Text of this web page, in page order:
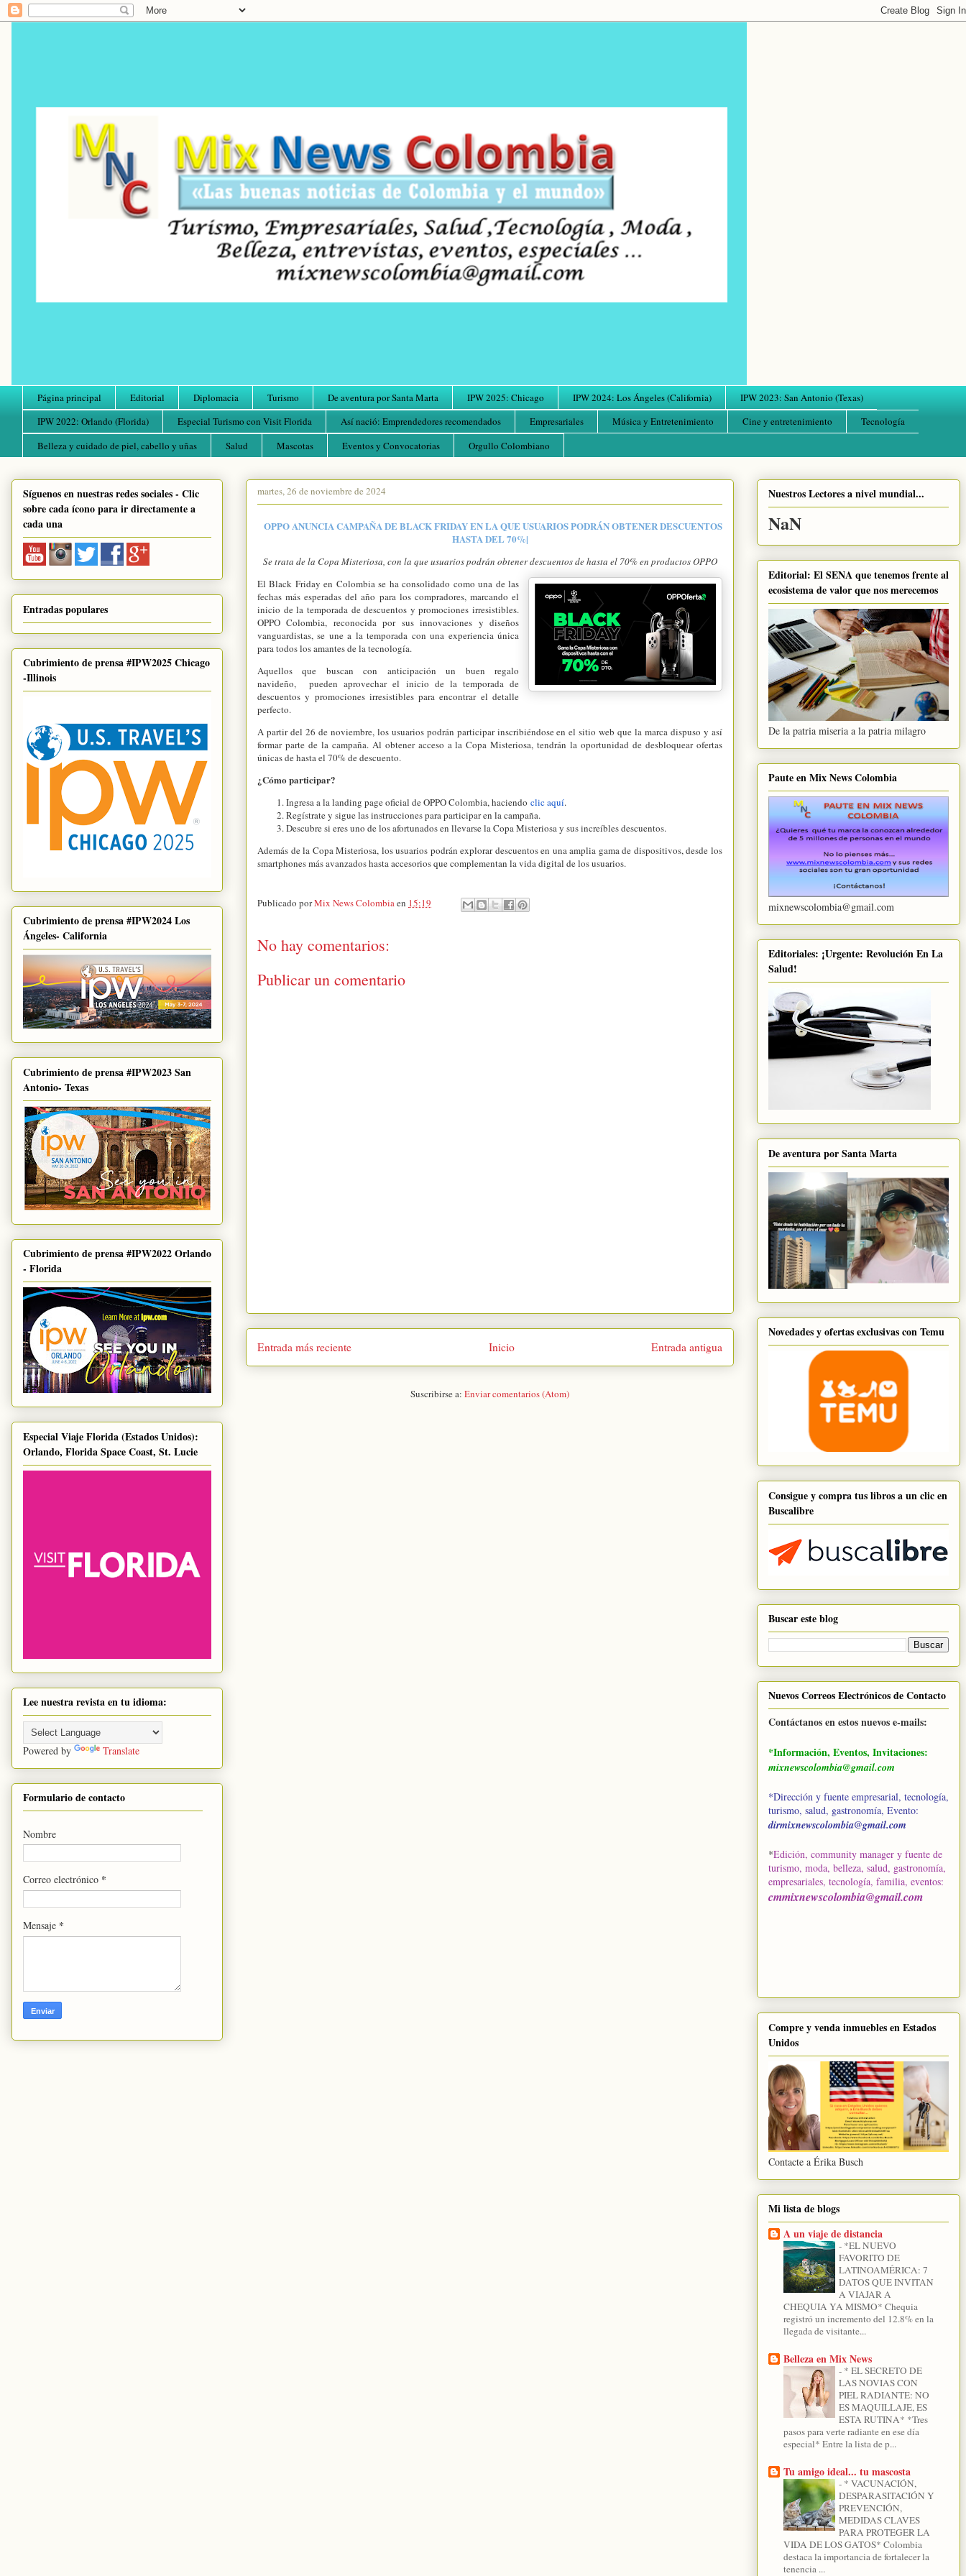
Página principal Editorial Diplomacia Turismo De aventura por Santa Marta IPW 2025: Chicago IPW 2024: Los Ángeles (California)
IPW 2023: San Antonio (Texas)
IPW 2022: Orlando (Florida)
Especial Turismo con Visit Florida Así nació: Emprendedores recomendados Empresariales Música y Entretenimiento Cine y entretenimiento
Tecnología
Belleza y cuidado de piel, cabello y uñas
Salud Mascotas Eventos y Convocatorias Orgullo Colombiano
martes, 26 de noviembre de 2024
OPPO ANUNCIA CAMPAÑA DE BLACK FRIDAY EN LA QUE USUARIOS PODRÁN OBTENER DESCUENTOS
HASTA DEL 70%|
Se trata de la Copa Misteriosa, con la que usuarios podrán obtener descuentos de hasta el 70% en productos OPPO
El Black Friday en Colombia se ha consolidado como una de las
fechas más esperadas del año para los compradores, marcando el
inicio de la temporada de descuentos y promociones irresistibles.
OPPO Colombia, reconocida por sus innovaciones y diseños
vanguardistas, se une a la temporada con una experiencia única
para todos los amantes de la tecnología.
Aquellos que buscan con anticipación un buen regalo
navideño, pueden aprovechar el inicio de la temporada de
descuentos y promociones irresistibles para encontrar el detalle
perfecto.
A partir del 26 de noviembre, los usuarios podrán participar inscribiéndose en el sitio web que la marca dispuso y así
formar parte de la campaña. Al obtener acceso a la Copa Misteriosa, tendrán la oportunidad de desbloquear ofertas
únicas de hasta el 70% de descuento.
¿Cómo participar?
Ingresa a la landing page oficial de OPPO Colombia, haciendo clic aquí.
Regístrate y sigue las instrucciones para participar en la campaña.
Descubre si eres uno de los afortunados en llevarse la Copa Misteriosa y sus increíbles descuentos.
Además de la Copa Misteriosa, los usuarios podrán explorar descuentos en una amplia gama de dispositivos, desde los
smartphones más avanzados hasta accesorios que complementan la vida digital de los usuarios.
Publicado porMix News Colombiaen 15:19
No hay comentarios:
Publicar un comentario
Entrada más reciente Entrada antigua
Inicio
Suscribirse a: Enviar comentarios (Atom)
Síguenos en nuestras redes sociales - Clic
sobre cada ícono para ir directamente a
cada una
Entradas populares
Cubrimiento de prensa #IPW2025 Chicago
-Illinois
Cubrimiento de prensa #IPW2024 Los
Ángeles- California
Cubrimiento de prensa #IPW2023 San
Antonio- Texas
Cubrimiento de prensa #IPW2022 Orlando
- Florida
Especial Viaje Florida (Estados Unidos):
Orlando, Florida Space Coast, St. Lucie
Lee nuestra revista en tu idioma:
Powered by Translate
Formulario de contacto
Nombre
Correo electrónico *
Mensaje *
Nuestros Lectores a nivel mundial...
NaN
Editorial: El SENA que tenemos frente al
ecosistema de valor que nos merecemos
De la patria miseria a la patria milagro
Paute en Mix News Colombia
mixnewscolombia@gmail.com
Editoriales: ¡Urgente: Revolución En La
Salud!
De aventura por Santa Marta
Novedades y ofertas exclusivas con Temu
Consigue y compra tus libros a un clic en
Buscalibre
Buscar este blog
Nuevos Correos Electrónicos de Contacto
Contáctanos en estos nuevos e-mails:
*Información, Eventos, Invitaciones:
mixnewscolombia@gmail.com
*Dirección y fuente empresarial, tecnología,
turismo, salud, gastronomía, Evento:
dirmixnewscolombia@gmail.com
*Edición, community manager y fuente de
turismo, moda, belleza, salud, gastronomía,
empresariales, tecnología, familia, eventos:
cmmixnewscolombia@gmail.com
Compre y venda inmuebles en Estados
Unidos
Contacte a Érika Busch
Mi lista de blogs
A un viaje de distancia
- *EL NUEVO
FAVORITO DE
LATINOAMÉRICA: 7
DATOS QUE INVITAN
A VIAJAR A
CHEQUIA YA MISMO* Chequia
registró un incremento del 12.8% en la
llegada de visitante...
Belleza en Mix News
- * EL SECRETO DE
LAS NOVIAS CON
PIEL RADIANTE: NO
ES MAQUILLAJE, ES
ESTA RUTINA* *Tres
pasos para verte radiante en ese día
especial* Entre la lista de p...
Tu amigo ideal... tu mascosta
- * VACUNACIÓN,
DESPARASITACIÓN Y
PREVENCIÓN,
MEDIDAS CLAVES
PARA PROTEGER LA
VIDA DE LOS GATOS* Colombia
destaca la importancia de fortalecer la
tenencia ...